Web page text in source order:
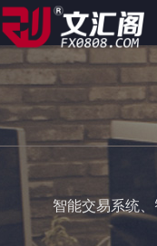
智能交易系统